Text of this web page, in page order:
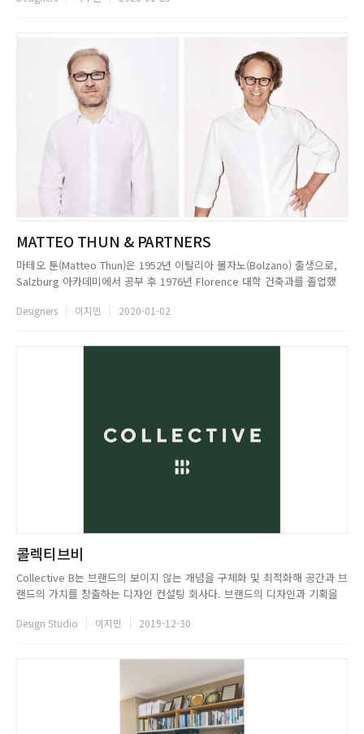
MATTEO THUN & PARTNERS
마테오 툰(Matteo Thun)은 1952년 이탈리아 볼자노(Bolzano) 출생으로,
Salzburg 아카데미에서 공부 후 1976년 Florence 대학 건축과를 졸업했
펼친 멤피스(Memphis) 디자인 그룹을 창설했으며, 1983년부터 2000년까
Designers 이지민 2020-01-02
콜렉티브비
Collective B는 브랜드의 보이지 않는 개념을 구체화 및 최적화해 공간과 브
랜드의 가치를 창출하는 디자인 컨설팅 회사다. 브랜드의 디자인과 기획을
콜렉티브비의 디자인 팀은 무한한 가능성과 영역 없는 확장성을 바탕으로 클
Design Studio 이지민 2019-12-30